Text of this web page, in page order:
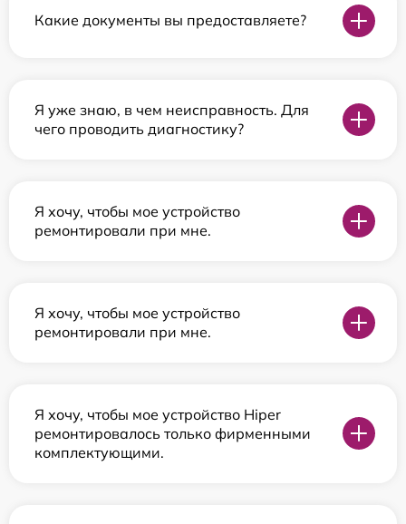
Какие документы вы предоставляете?
Я уже знаю, в чем неисправность. Для
чего проводить диагностику?
Я хочу, чтобы мое устройство
ремонтировали при мне.
Я хочу, чтобы мое устройство
ремонтировали при мне.
Я хочу, чтобы мое устройство Hiper
ремонтировалось только фирменными
комплектующими.